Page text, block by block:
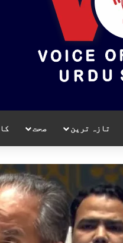
تازہ ترین صحت